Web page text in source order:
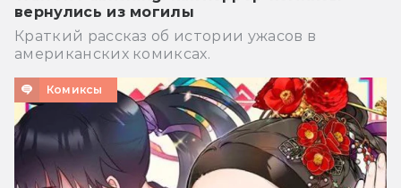
вернулись из могилы
Краткий рассказ об истории ужасов в
американских комиксах.
Комиксы